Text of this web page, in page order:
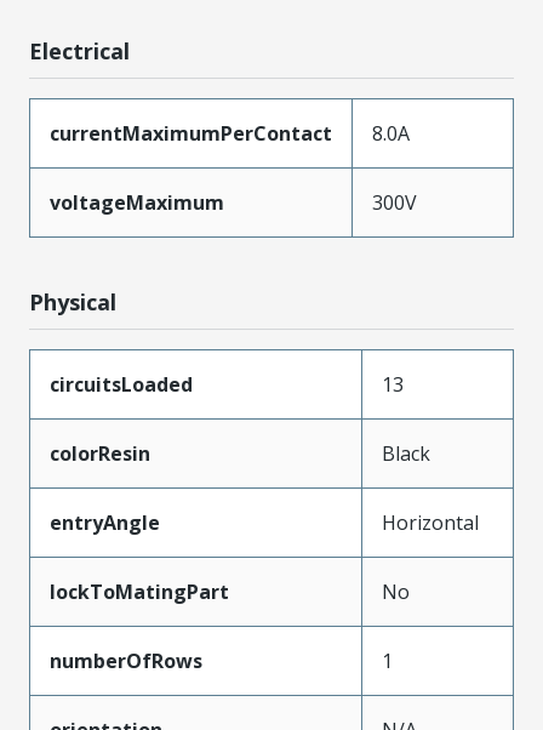
Electrical
currentMaximumPerContact 8.0A
voltageMaximum 300V
Physical
circuitsLoaded 13
colorResin Black
entryAngle Horizontal
lockToMatingPart No
numberOfRows 1